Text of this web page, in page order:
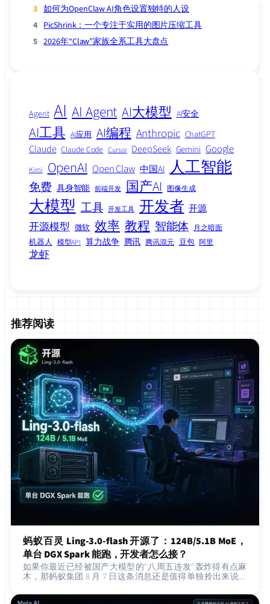
如何为OpenClaw AI角色设置独特的人设
PicShrink：一个专注于实用的图片压缩工具
2026年“Claw”家族全系工具大盘点
Agent AI AI Agent AI大模型 AI安全
AI工具 AI应用 AI编程 Anthropic ChatGPT
Claude Claude Code Cursor DeepSeek Gemini Google
Kimi OpenAI Open Claw 中国AI 人工智能
免费 具身智能 前端开发 国产AI 图像生成
大模型 工具 开发工具 开发者 开源
开源模型 微软 效率 教程 智能体 月之暗面
机器人 模型API 算力战争 腾讯 腾讯混元 豆包 阿里
龙虾
推荐阅读
蚂蚁百灵 Ling-3.0-flash 开源了：124B/5.1B MoE，
单台 DGX Spark 能跑，开发者怎么接？
如果你最近已经被国产大模型的“八周五连发”轰炸得有点麻
木，那蚂蚁集团 8 月 7 日这条消息还是值得单独拎出来说：
旗下百灵大模型团队把新一代原生混合推理模型 Ling-3.0-fla
sh 的权重正式放…